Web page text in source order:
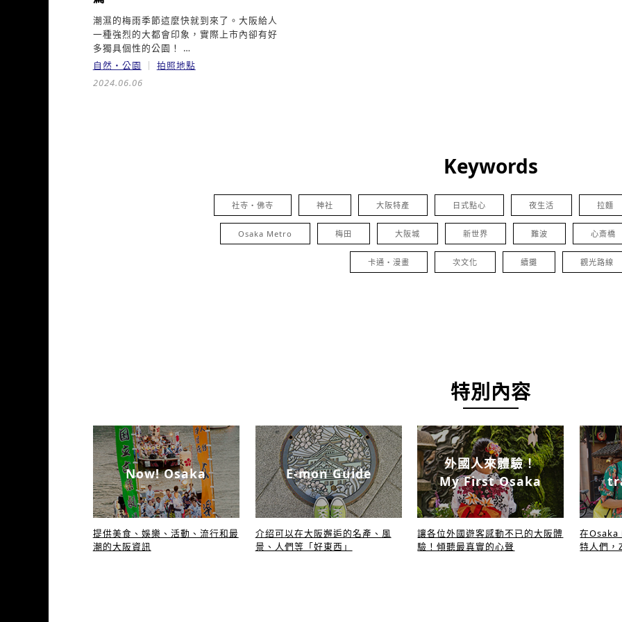
潮濕的梅雨季節這麼快就到來了。大阪給人
一種強烈的大都會印象，實際上市內卻有好
多獨具個性的公園！ …
自然・公園
拍照地點
2024.06.06
Keywords
社寺・佛寺 神社 大阪特產 日式點心 夜生活 拉麵
Osaka Metro 梅田 大阪城 新世界 難波 心斎橋
卡通・漫畫 次文化 續攤 觀光路線
特別內容
Now! Osaka
提供美食、娛樂、活動、流行和最
潮的大阪資訊
E-mon Guide
介绍可以在大阪邂逅的名產、風
景、人們等「好東西」
外國人來體驗！
My First Osaka
讓各位外國遊客感動不已的大阪體
驗！傾聽最真實的心聲
在Osaka
特人們，